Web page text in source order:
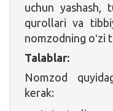
uchun yashash,
qurollari va
nomzodning oʻzi
Talablar:
Nomzod
kerak: